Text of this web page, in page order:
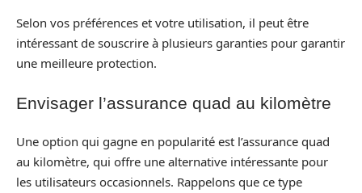
Selon vos préférences et votre utilisation, il peut être
intéressant de souscrire à plusieurs garanties pour garantir
une meilleure protection.
Envisager l’assurance quad au kilomètre
Une option qui gagne en popularité est l’assurance quad
au kilomètre, qui offre une alternative intéressante pour
les utilisateurs occasionnels. Rappelons que ce type